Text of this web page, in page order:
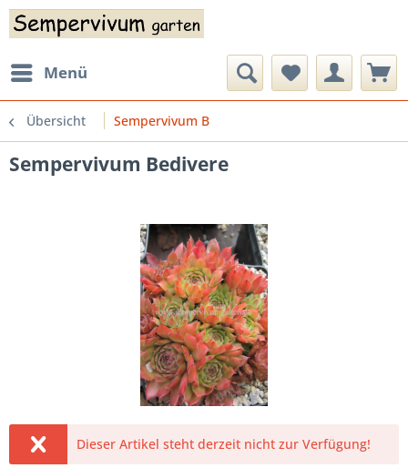
Menü
Übersicht Sempervivum B
Sempervivum Bedivere
Dieser Artikel steht derzeit nicht zur Verfügung!